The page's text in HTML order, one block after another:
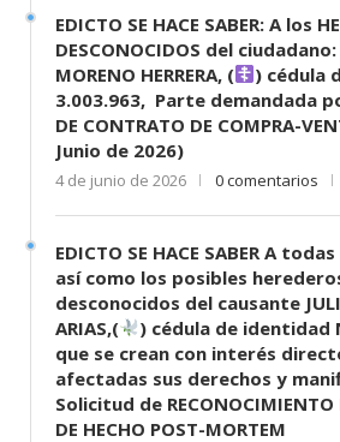
EDICTO SE HACE SABER: A los
DESCONOCIDOS del ciudadano:
MORENO HERRERA, (
) cédula
3.003.963, Parte demandada
DE CONTRATO DE COMPRA-
Junio de 2026)
4 de junio de 2026 0 comentarios
EDICTO SE HACE SABER A
así como los posibles
desconocidos del causante
ARIAS,(
) cédula de identidad
que se crean con interés
afectadas sus derechos y
Solicitud de RECONOCIMIENTO
DE HECHO POST-MORTEM